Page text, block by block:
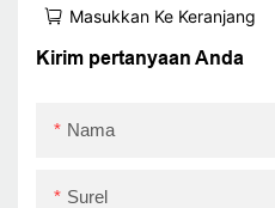
LAN Interface ZY310
Logo Stiker Printer Di
Masukkan Ke Keranjang
Kirim pertanyaan Anda
Nama
Surel